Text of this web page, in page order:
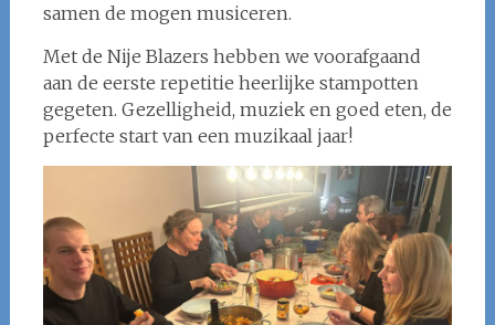
samen de mogen musiceren.
Met de Nije Blazers hebben we voorafgaand
aan de eerste repetitie heerlijke stampotten
gegeten. Gezelligheid, muziek en goed eten, de
perfecte start van een muzikaal jaar!